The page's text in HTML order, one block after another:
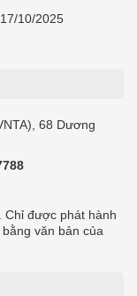
10/2025
68 Dương
Chỉ được phát hành
văn bản của